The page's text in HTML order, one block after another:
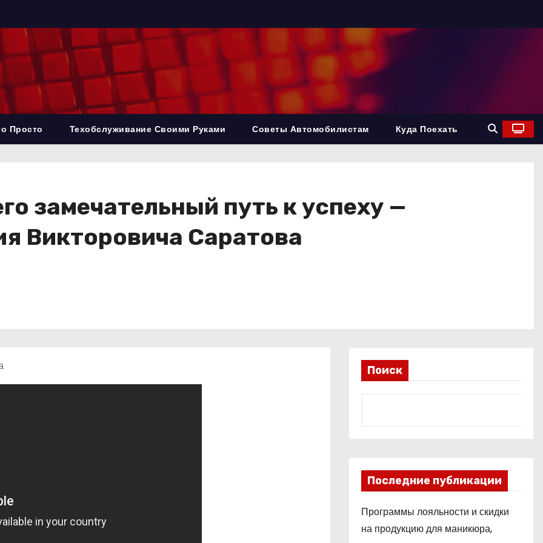
Просто Техобслуживание Своими Руками Советы Автомобилистам Куда Поехать
замечательный путь к успеху —
Викторовича Саратова
Поиск
Последние публикации
Программы лояльности и скидки
на продукцию для маникюра,